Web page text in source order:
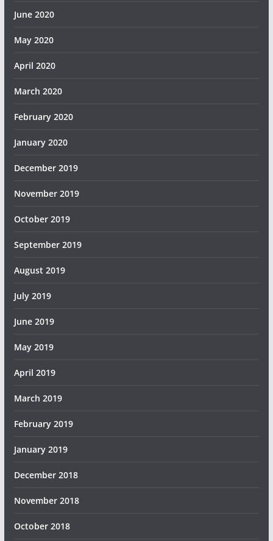
June 2020
May 2020
April 2020
March 2020
February 2020
January 2020
December 2019
November 2019
October 2019
September 2019
August 2019
July 2019
June 2019
May 2019
April 2019
March 2019
February 2019
January 2019
December 2018
November 2018
October 2018